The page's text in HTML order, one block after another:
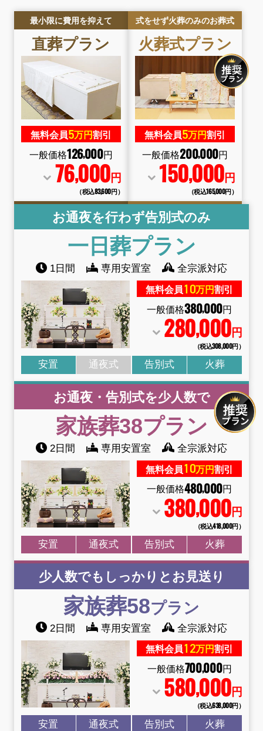
最小限に費用を抑えて
直葬プラン
無料会員5万円割引
一般価格126,000円
76,000円
（税込83,600円）
式をせず火葬のみのお葬式
火葬式プラン
無料会員5万円割引
一般価格200,000円
150,000円
（税込165,000円）
お通夜を行わず告別式のみ
一日葬プラン
1日間 専用安置室 全宗派対応
無料会員10万円割引
一般価格380,000円
280,000円
（税込308,000円）
安置 通夜式 告別式 火葬
お通夜・告別式を少人数で
家族葬38プラン
2日間 専用安置室 全宗派対応
無料会員10万円割引
一般価格480,000円
380,000円
（税込418,000円）
安置 通夜式 告別式 火葬
少人数でもしっかりとお見送り
家族葬58プラン
2日間 専用安置室 全宗派対応
無料会員12万円割引
一般価格700,000円
580,000円
（税込638,000円）
安置 通夜式 告別式 火葬